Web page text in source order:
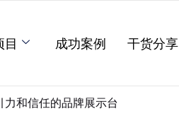
目 成功案例 干货分享
和信任的品牌展示台